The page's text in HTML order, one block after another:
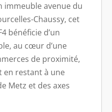
immeuble avenue du
Chaussy, cet
bénéficie d’un
au cœur d’une
de proximité,
en restant à une
Metz et des axes